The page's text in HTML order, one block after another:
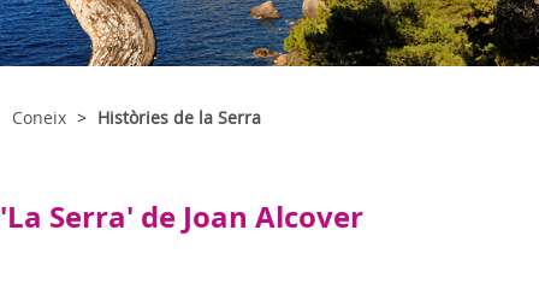
Coneix Històries de la Serra
'La Serra' de Joan Alcover